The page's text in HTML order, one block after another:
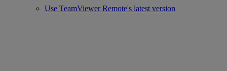
Use TeamViewer Remote's latest version